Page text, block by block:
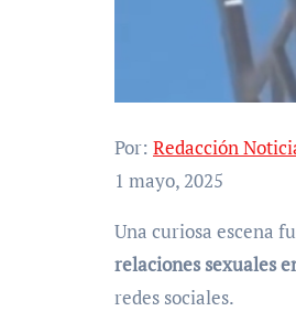
Por: Redacción
1 mayo, 2025
Una curiosa escena
relaciones sexuales
redes sociales.